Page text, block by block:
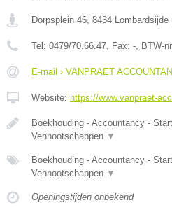
Dorpsplein 46, 8434 Lombardsijde
Tel: 0479/70.66.47, Fax: -, BTW-
E-mail › VANPRAET
Website: https://www.vanpraet-
Boekhouding - Accountancy -
Vennootschappen ▼
Boekhouding - Accountancy -
Vennootschappen ▼
Openingstijden onbekend